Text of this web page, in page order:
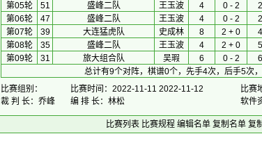
第05轮
51 盛峰二队 王玉波 4 0 - 2 2
第06轮
47 盛峰二队 王玉波 4 0 - 2 2
第07轮
39 大连猛虎队 史成林 8 2 + 0 4
第08轮
35 盛峰二队 王玉波 4 2 + 0 5
第09轮
31 旅大组合队 吴瑕 6 0 - 2 6
总计有9个对阵，棋谱0个，先手4次，后手5次
比赛组别：
比赛时间：2022-11-11 2022-11-12 比赛
裁 判 长：乔峰
编 排 长：林松 软件
比赛列表 比赛规程 编辑名单 复制名单 复